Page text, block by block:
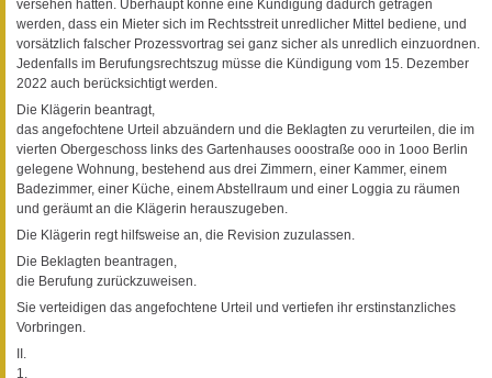
versehen hätten. Überhaupt könne eine Kündigung dadurch getragen
werden, dass ein Mieter sich im Rechtsstreit unredlicher Mittel bediene, und
vorsätzlich falscher Prozessvortrag sei ganz sicher als unredlich einzuordnen.
Jedenfalls im Berufungsrechtszug müsse die Kündigung vom 15. Dezember
2022 auch berücksichtigt werden.
Die Klägerin beantragt,
das angefochtene Urteil abzuändern und die Beklagten zu verurteilen, die im
vierten Obergeschoss links des Gartenhauses ooostraße ooo in 1ooo Berlin
gelegene Wohnung, bestehend aus drei Zimmern, einer Kammer, einem
Badezimmer, einer Küche, einem Abstellraum und einer Loggia zu räumen
und geräumt an die Klägerin herauszugeben.
Die Klägerin regt hilfsweise an, die Revision zuzulassen.
Die Beklagten beantragen,
die Berufung zurückzuweisen.
Sie verteidigen das angefochtene Urteil und vertiefen ihr erstinstanzliches
Vorbringen.
II.
1.